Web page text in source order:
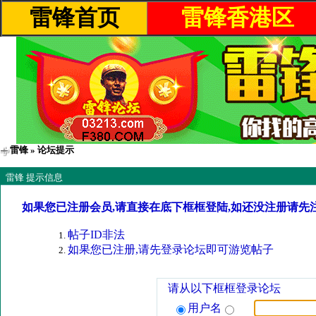
雷锋首页 雷锋香港区
雷锋 » 论坛提示
雷锋 提示信息
如果您已注册会员,请直接在底下框框登陆,如还没注册请先
帖子ID非法
如果您已注册,请先登录论坛即可游览帖子
请从以下框框登录论坛
用户名